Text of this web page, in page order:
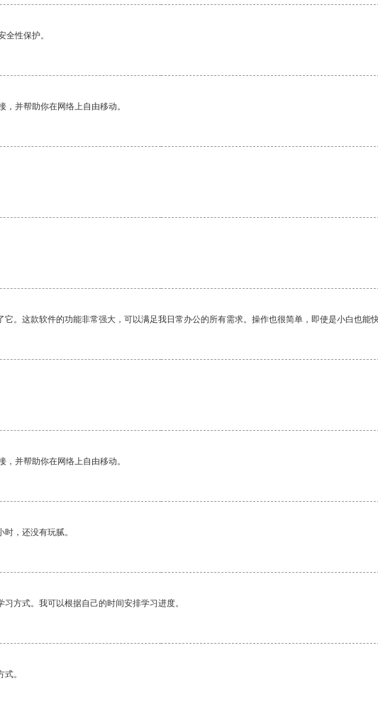
性保护。
并帮助你在网络上自由移动。
。这款软件的功能非常强大，可以满足我日常办公的所有需求。操作也很简单，即使是小白也能快
并帮助你在网络上自由移动。
，还没有玩腻。
方式。我可以根据自己的时间安排学习进度。
。